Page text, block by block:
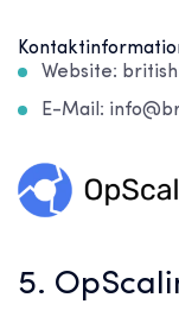
Website:
E-Mail:
5.